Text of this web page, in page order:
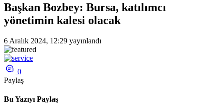
Başkan Bozbey: Bursa, katılımcı
yönetimin kalesi olacak
6 Aralık 2024, 12:29 yayınlandı
0
Paylaş
Bu Yazıyı Paylaş